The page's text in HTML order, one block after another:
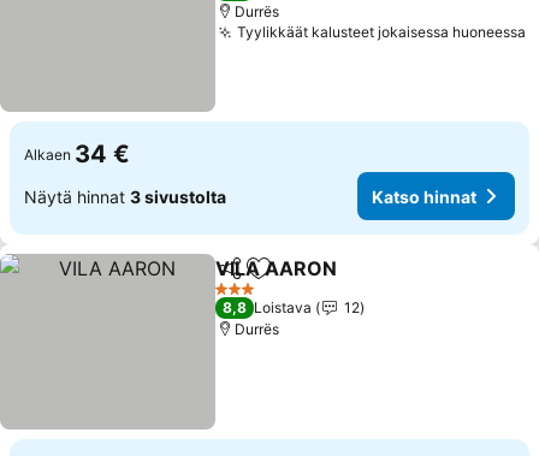
Durrës
Tyylikkäät kalusteet jokaisessa huoneessa
Alkaen 34 €
Näytä hinnat 3 sivustolta Katso hinnat
Jaa Lisää suosikkeihin
VILA AARON
3 Tähtiluokitus
8,8 Loistava
12
Durrës